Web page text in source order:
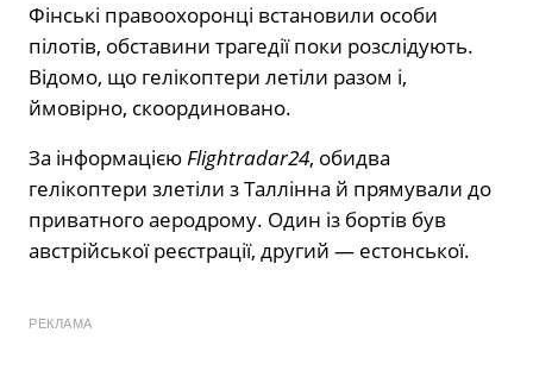
Фінські правоохоронці встановили особи
пілотів, обставини трагедії поки розслідують.
Відомо, що гелікоптери летіли разом і,
ймовірно, скоординовано.
За інформацієюFlightradar24, обидва
гелікоптери злетіли з Таллінна й прямували до
приватного аеродрому. Один із бортів був
австрійської реєстрації, другий — естонської.
РЕКЛАМА